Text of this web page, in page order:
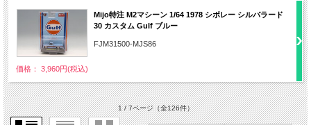
Mijo特注 M2マシーン 1/64 1978 シボレー シルバラード
30 カスタム Gulf ブルー
FJM31500-MJS86
価格： 3,960円(税込)
1 / 7ページ（全126件）